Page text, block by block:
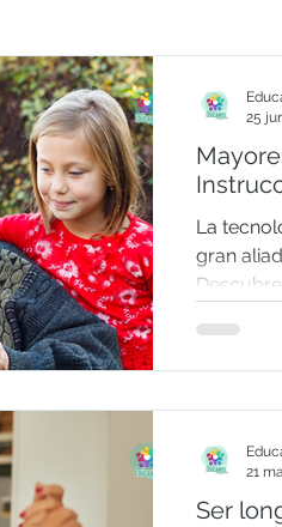
La
gran
sencilla
la mente
aplicar.
25
Ser
21